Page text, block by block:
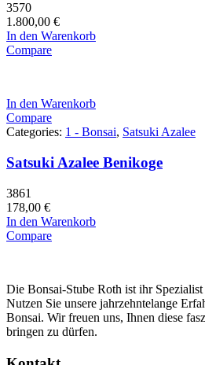
3570
1.800,00 €
In den Warenkorb
Compare
In den Warenkorb
Compare
Categories: 1 - Bonsai, Satsuki Azalee
Satsuki Azalee Benikoge
3861
178,00 €
In den Warenkorb
Compare
Die Bonsai-Stube Roth ist ihr
Nutzen Sie unsere jahrzehntelange
Bonsai. Wir freuen uns, Ihnen diese
bringen zu dürfen.